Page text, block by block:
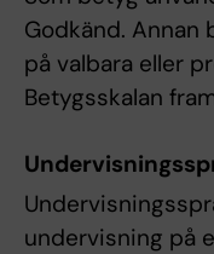
Godkänd. Annan
på valbara eller
Betygsskalan
undervisning på